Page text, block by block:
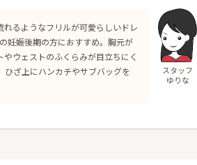
るようなフリルが可愛らしいドレ
妊娠後期の方におすすめ。胸元が
ウェストのふくらみが目立ちにく
ひざ上にハンカチやサブバッグを
スタッフ
ゆりな